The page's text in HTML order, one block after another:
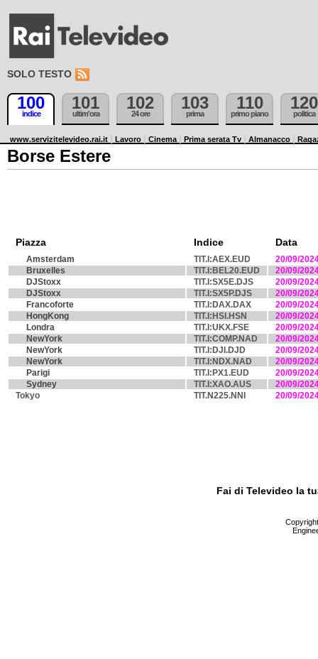
SOLO TESTO
100
indice
101
ultim'ora
102
24 ore
103
prima
110
primo piano
120
politica
www.servizitelevideo.rai.it Lavoro Cinema Prima serata Tv Almanacco
Borse Estere
Piazza Indice Data
Amsterdam TIT.I:AEX.EUD
20/09/
Bruxelles
TIT.I:BEL20.EUD
20/09/
DJStoxx
TIT.I:SX5E.DJS
20/09/
DJStoxx
TIT.I:SX5P.DJS
20/09/
Francoforte
TIT.I:DAX.DAX
20/09/
HongKong
TIT.I:HSI.HSN
20/09/
Londra
TIT.I:UKX.FSE
20/09/
NewYork
TIT.I:COMP.NAD
20/09/
NewYork
TIT.I:DJI.DJD
20/09/
NewYork
TIT.I:NDX.NAD
20/09/
Parigi
TIT.I:PX1.EUD
20/09/
Sydney
TIT.I:XAO.AUS
20/09/
Tokyo
TIT.N225.NNI 20/09/
Fai di Televideo la